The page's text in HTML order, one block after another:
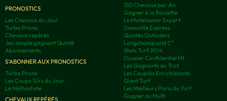
PRONOSTICS
Les Chevaux du Jour
Turbo Prono
Chevaux repérés
Jeu simple gagnant Quinté
Abonnements
S'ABONNER AUX PRONOSTICS
Turbo Prono
Les Coups Sûrs du Jour
Le Méthodiste
CHEVAUX REPÉRÉS
150 Chevaux par An
Gagner à la Roulette
Le Matelassier Expert
Deauville Express
Quintés Outsiders
Longchamp and C°
Stats Turf 2014
Dossier Confidentiel MI
Les Gagnants au Trot
Les Couplés Enrichissants
Giant Turf
Les Meilleurs Paris du Turf
Gagner au Multi